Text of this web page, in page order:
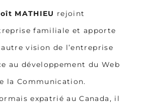
MATHIEU rejoint
familiale et apporte
autre vision de l’entreprise
au développement du Web
la Communication.
expatrié au Canada, il